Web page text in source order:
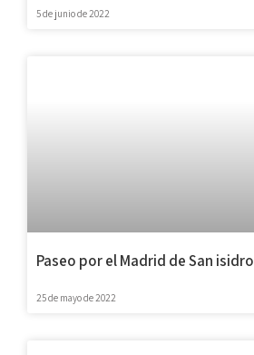
5 de junio de 2022
Paseo por el Madrid de San isidro
25 de mayo de 2022